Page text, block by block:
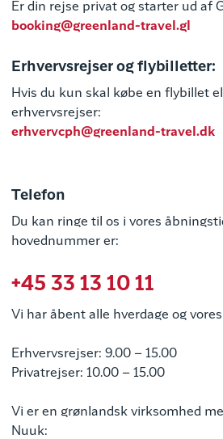
Er din rejse privat og starter ud af
booking@greenland-travel.gl
Erhvervsrejser og flybilletter:
Hvis du kun skal købe en flybillet
erhvervsrejser:
erhvervcph@greenland-travel.dk
Telefon
Du kan ringe til os i vores
hovednummer er:
+45 33 13 10 11
Vi har åbent alle hverdage og
Erhvervsrejser: 9.00 – 15.00
Privatrejser: 10.00 – 15.00
Vi er en grønlandsk virksomhed
Nuuk: